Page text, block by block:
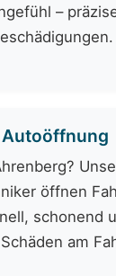
–
Autoöffnung
öffnen
schonend
am